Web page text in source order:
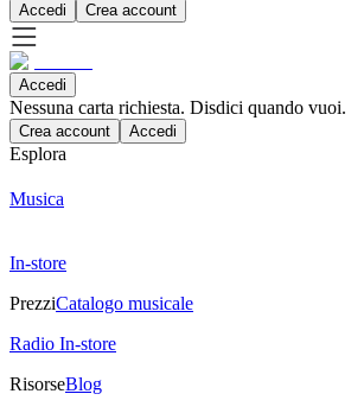
Accedi Crea account
Accedi
Nessuna carta richiesta. Disdici quando vuoi.
Crea account Accedi
Esplora
Musica
In-store
PrezziCatalogo musicale
Radio In-store
RisorseBlog